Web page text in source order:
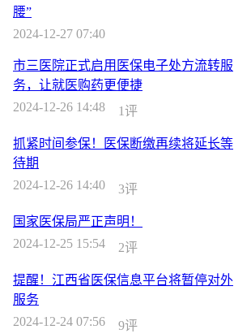
腰”
2024-12-27 07:40
市三医院正式启用医保电子处方流转服
务，让就医购药更便捷
2024-12-26 14:48
1评
抓紧时间参保！医保断缴再续将延长等
待期
2024-12-26 14:40
3评
国家医保局严正声明！
2024-12-25 15:54
2评
提醒！江西省医保信息平台将暂停对外
服务
2024-12-24 07:56
9评